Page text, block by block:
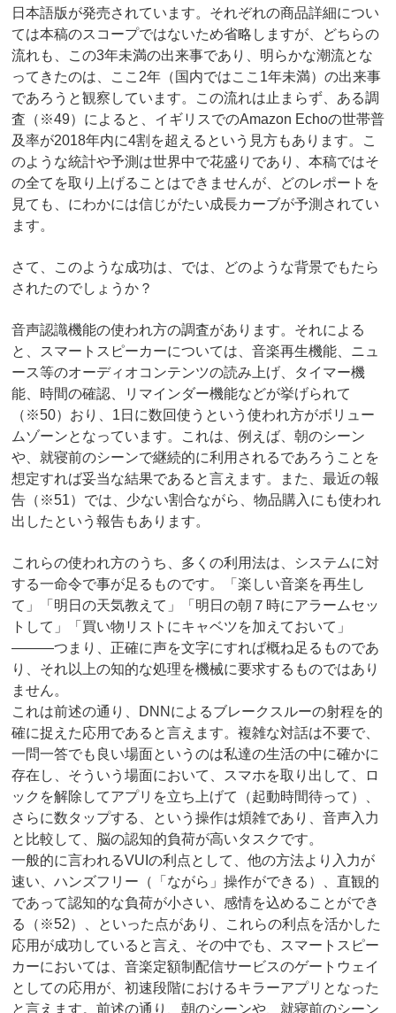
日本語版が発売されています。それぞれの商品詳細につい
ては本稿のスコープではないため省略しますが、どちらの
流れも、この3年未満の出来事であり、明らかな潮流とな
ってきたのは、ここ2年（国内ではここ1年未満）の出来事
であろうと観察しています。この流れは止まらず、ある調
査（※49）によると、イギリスでのAmazon Echoの世帯普
及率が2018年内に4割を超えるという見方もあります。こ
のような統計や予測は世界中で花盛りであり、本稿ではそ
の全てを取り上げることはできませんが、どのレポートを
見ても、にわかには信じがたい成長カーブが予測されてい
ます。
さて、このような成功は、では、どのような背景でもたら
されたのでしょうか？
音声認識機能の使われ方の調査があります。それによる
と、スマートスピーカーについては、音楽再生機能、ニュ
ース等のオーディオコンテンツの読み上げ、タイマー機
能、時間の確認、リマインダー機能などが挙げられて
（※50）おり、1日に数回使うという使われ方がボリュー
ムゾーンとなっています。これは、例えば、朝のシーン
や、就寝前のシーンで継続的に利用されるであろうことを
想定すれば妥当な結果であると言えます。また、最近の報
告（※51）では、少ない割合ながら、物品購入にも使われ
出したという報告もあります。
これらの使われ方のうち、多くの利用法は、システムに対
する一命令で事が足るものです。「楽しい音楽を再生し
て」「明日の天気教えて」「明日の朝７時にアラームセッ
トして」「買い物リストにキャベツを加えておいて」
―――つまり、正確に声を文字にすれば概ね足るものであ
り、それ以上の知的な処理を機械に要求するものではあり
ません。
これは前述の通り、DNNによるブレークスルーの射程を的
確に捉えた応用であると言えます。複雑な対話は不要で、
一問一答でも良い場面というのは私達の生活の中に確かに
存在し、そういう場面において、スマホを取り出して、ロ
ックを解除してアプリを立ち上げて（起動時間待って）、
さらに数タップする、という操作は煩雑であり、音声入力
と比較して、脳の認知的負荷が高いタスクです。
一般的に言われるVUIの利点として、他の方法より入力が
速い、ハンズフリー（「ながら」操作ができる）、直観的
であって認知的な負荷が小さい、感情を込めることができ
る（※52）、といった点があり、これらの利点を活かした
応用が成功していると言え、その中でも、スマートスピー
カーにおいては、音楽定額制配信サービスのゲートウェイ
としての応用が、初速段階におけるキラーアプリとなった
と言えます。前述の通り、朝のシーンや、就寝前のシーン